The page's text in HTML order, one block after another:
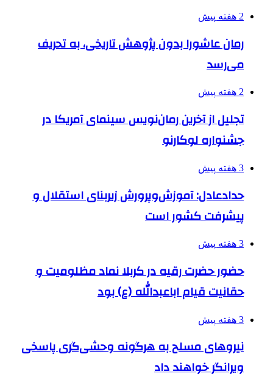
2 هفته پیش
رمان عاشورا بدون پژوهش تاریخی، به تحریف
می‌رسد
2 هفته پیش
تجلیل از آخرین رمان‌نویس سینمای آمریکا در
جشنواره لوکارنو
3 هفته پیش
حدادعادل: آموزش‌وپرورش زیربنای استقلال و
پیشرفت کشور است
3 هفته پیش
حضور حضرت رقیه در کربلا نماد مظلومیت و
حقانیت قیام اباعبدالله (ع) بود
3 هفته پیش
نیروهای مسلح به هرگونه وحشی‌گری پاسخی
ویرانگر خواهند داد